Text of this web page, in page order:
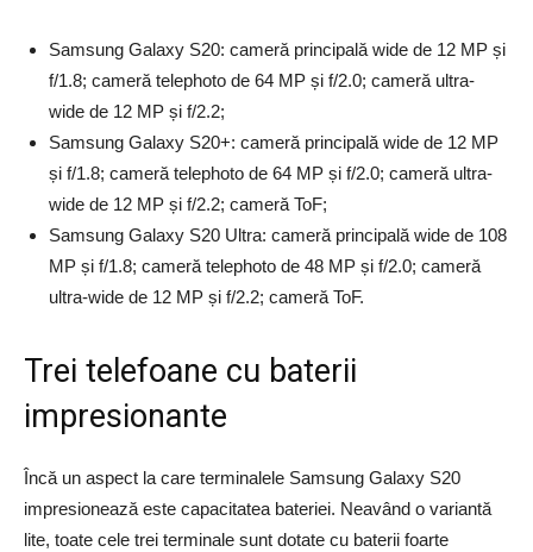
Samsung Galaxy S20: cameră principală wide de 12 MP și
f/1.8; cameră telephoto de 64 MP și f/2.0; cameră ultra-
wide de 12 MP și f/2.2;
Samsung Galaxy S20+: cameră principală wide de 12 MP
și f/1.8; cameră telephoto de 64 MP și f/2.0; cameră ultra-
wide de 12 MP și f/2.2; cameră ToF;
Samsung Galaxy S20 Ultra: cameră principală wide de 108
MP și f/1.8; cameră telephoto de 48 MP și f/2.0; cameră
ultra-wide de 12 MP și f/2.2; cameră ToF.
Trei telefoane cu baterii
impresionante
Încă un aspect la care terminalele Samsung Galaxy S20
impresionează este capacitatea bateriei. Neavând o variantă
lite, toate cele trei terminale sunt dotate cu baterii foarte